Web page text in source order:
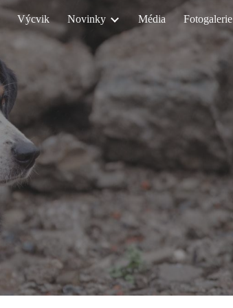
Skip to navigation
Výcvik Novinky Média Fotogalerie